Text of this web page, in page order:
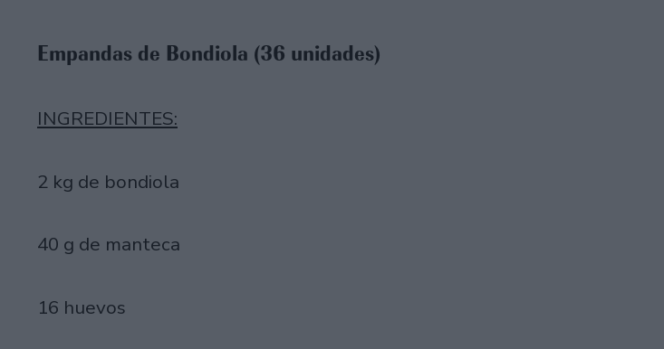
Empandas de Bondiola (36 unidades)
INGREDIENTES:
2 kg de bondiola
40 g de manteca
16 huevos